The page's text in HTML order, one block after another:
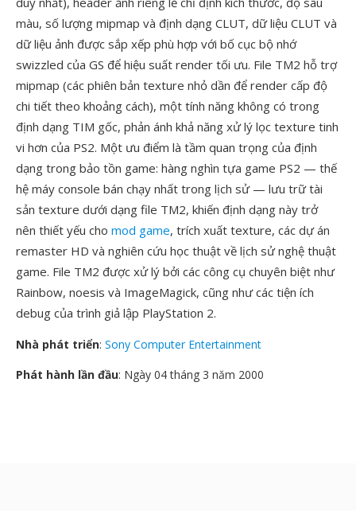
màu, số lượng mipmap và định dạng CLUT, dữ liệu CLUT và
dữ liệu ảnh được sắp xếp phù hợp với bố cục bộ nhớ
swizzled của GS để hiệu suất render tối ưu. File TM2 hỗ trợ
mipmap (các phiên bản texture nhỏ dần để render cấp độ
chi tiết theo khoảng cách), một tính năng không có trong
định dạng TIM gốc, phản ánh khả năng xử lý lọc texture tinh
vi hơn của PS2. Một ưu điểm là tầm quan trọng của định
dạng trong bảo tồn game: hàng nghìn tựa game PS2 — thế
hệ máy console bán chạy nhất trong lịch sử — lưu trữ tài
sản texture dưới dạng file TM2, khiến định dạng này trở
nên thiết yếu cho mod game, trích xuất texture, các dự án
remaster HD và nghiên cứu học thuật về lịch sử nghệ thuật
game. File TM2 được xử lý bởi các công cụ chuyên biệt như
Rainbow, noesis và ImageMagick, cũng như các tiện ích
debug của trình giả lập PlayStation 2.
Nhà phát triển: Sony Computer Entertainment
Phát hành lần đầu: Ngày 04 tháng 3 năm 2000